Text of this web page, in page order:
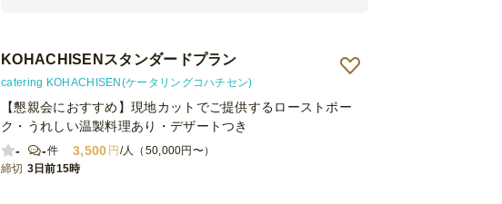
ても柔らかく、カットサービスもあったことから催しの一面も出す
ことが出来ました。 是非また利用させてください。
KOHACHISENスタンダードプラン
catering KOHACHISEN(ケータリングコハチセン)
【懇親会におすすめ】現地カットでご提供するローストポー
ク・うれしい温製料理あり・デザートつき
-
-件 3,500 円 /人（50,000円〜）
締切 3日前15時